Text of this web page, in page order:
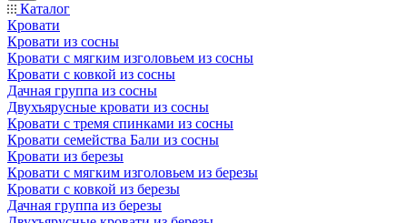
Каталог
Кровати
Кровати из сосны
Кровати с мягким изголовьем из сосны
Кровати с ковкой из сосны
Дачная группа из сосны
Двухъярусные кровати из сосны
Кровати с тремя спинками из сосны
Кровати семейства Бали из сосны
Кровати из березы
Кровати с мягким изголовьем из березы
Кровати с ковкой из березы
Дачная группа из березы